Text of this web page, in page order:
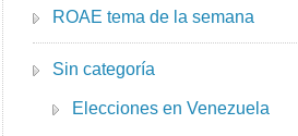
ROAE tema de la semana
Sin categoría
Elecciones en Venezuela